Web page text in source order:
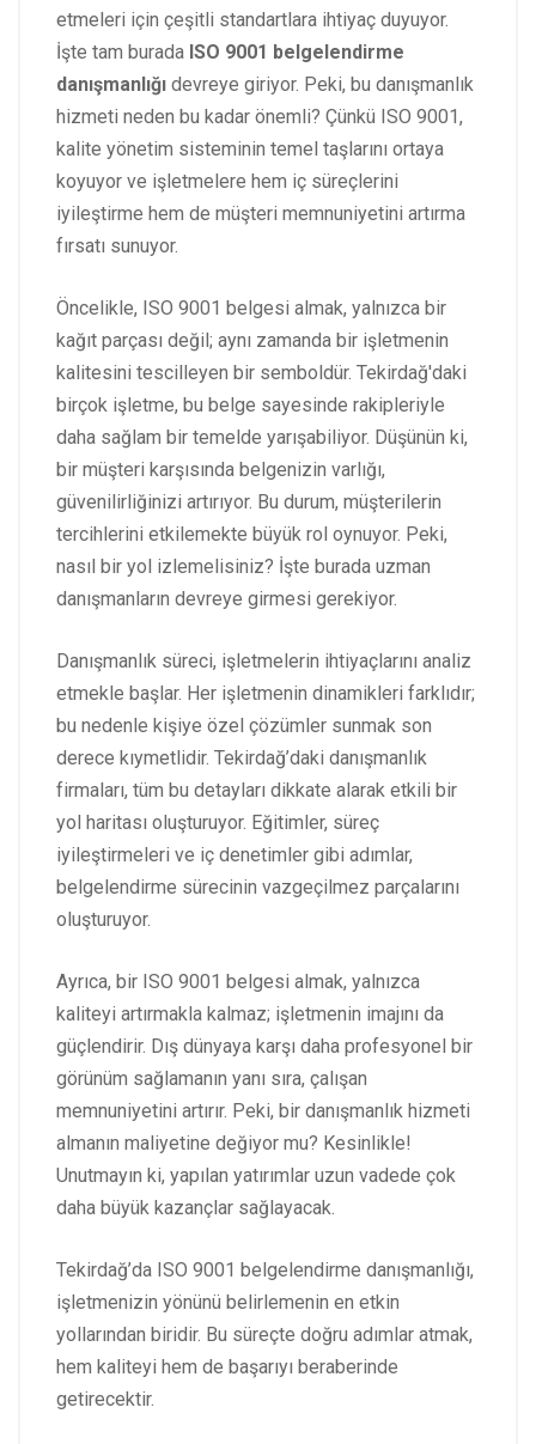
etmeleri için çeşitli standartlara ihtiyaç duyuyor.
İşte tam burada ISO 9001 belgelendirme
danışmanlığı devreye giriyor. Peki, bu danışmanlık
hizmeti neden bu kadar önemli? Çünkü ISO 9001,
kalite yönetim sisteminin temel taşlarını ortaya
koyuyor ve işletmelere hem iç süreçlerini
iyileştirme hem de müşteri memnuniyetini artırma
fırsatı sunuyor.
Öncelikle, ISO 9001 belgesi almak, yalnızca bir
kağıt parçası değil; aynı zamanda bir işletmenin
kalitesini tescilleyen bir semboldür. Tekirdağ'daki
birçok işletme, bu belge sayesinde rakipleriyle
daha sağlam bir temelde yarışabiliyor. Düşünün ki,
bir müşteri karşısında belgenizin varlığı,
güvenilirliğinizi artırıyor. Bu durum, müşterilerin
tercihlerini etkilemekte büyük rol oynuyor. Peki,
nasıl bir yol izlemelisiniz? İşte burada uzman
danışmanların devreye girmesi gerekiyor.
Danışmanlık süreci, işletmelerin ihtiyaçlarını analiz
etmekle başlar. Her işletmenin dinamikleri farklıdır;
bu nedenle kişiye özel çözümler sunmak son
derece kıymetlidir. Tekirdağ’daki danışmanlık
firmaları, tüm bu detayları dikkate alarak etkili bir
yol haritası oluşturuyor. Eğitimler, süreç
iyileştirmeleri ve iç denetimler gibi adımlar,
belgelendirme sürecinin vazgeçilmez parçalarını
oluşturuyor.
Ayrıca, bir ISO 9001 belgesi almak, yalnızca
kaliteyi artırmakla kalmaz; işletmenin imajını da
güçlendirir. Dış dünyaya karşı daha profesyonel bir
görünüm sağlamanın yanı sıra, çalışan
memnuniyetini artırır. Peki, bir danışmanlık hizmeti
almanın maliyetine değiyor mu? Kesinlikle!
Unutmayın ki, yapılan yatırımlar uzun vadede çok
daha büyük kazançlar sağlayacak.
Tekirdağ’da ISO 9001 belgelendirme danışmanlığı,
işletmenizin yönünü belirlemenin en etkin
yollarından biridir. Bu süreçte doğru adımlar atmak,
hem kaliteyi hem de başarıyı beraberinde
getirecektir.